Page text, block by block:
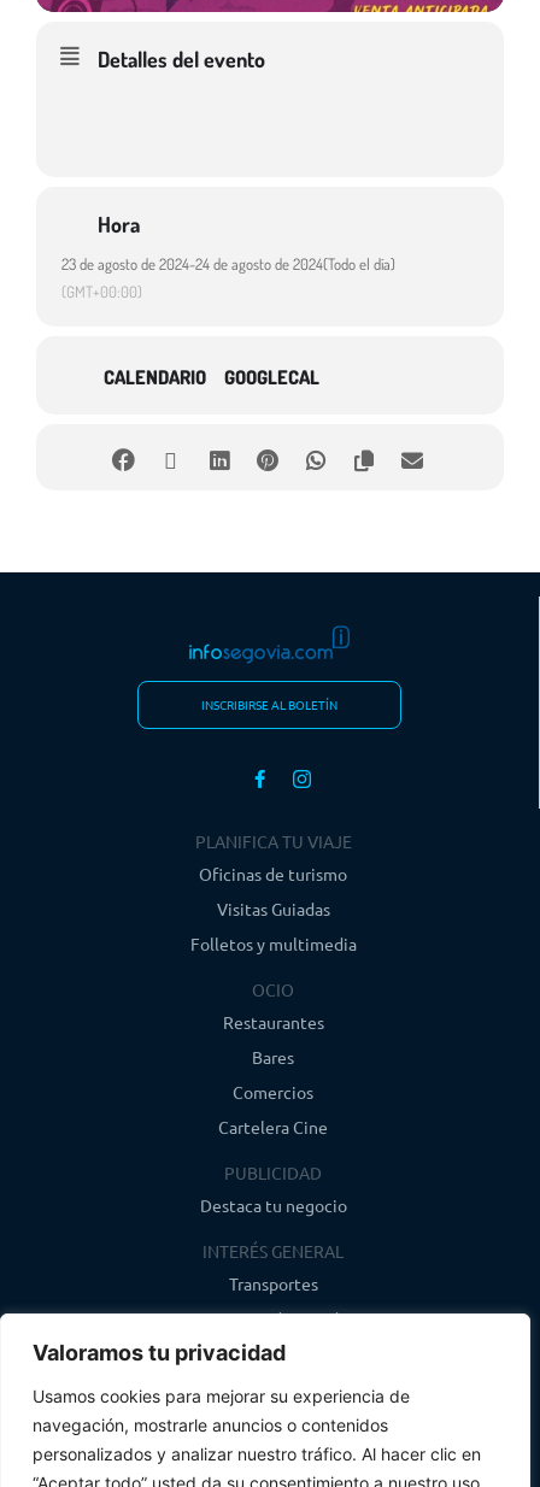
Valoramos tu privacidad
Usamos cookies para mejorar su experiencia de
navegación, mostrarle anuncios o contenidos
personalizados y analizar nuestro tráfico. Al hacer clic en
“Aceptar todo” usted da su consentimiento a nuestro uso
Detalles del evento
Hora
23 de agosto de 2024-24 de agosto de 2024(Todo el día)
(GMT+00:00)
CALENDARIO GOOGLECAL
INSCRIBIRSE AL BOLETÍN
PLANIFICA TU VIAJE
Oficinas de turismo
Visitas Guiadas
Folletos y multimedia
OCIO
Restaurantes
Bares
Comercios
Cartelera Cine
PUBLICIDAD
Destaca tu negocio
INTERÉS GENERAL
Transportes
Farmacias de guardia
Canal de WhatsApp
Último boletín
info@infosegovia.com